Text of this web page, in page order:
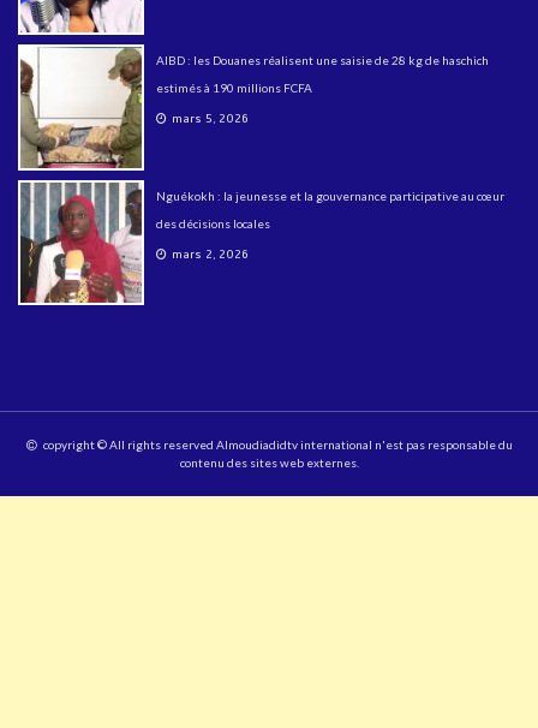
AIBD : les Douanes réalisent une saisie de 28 kg de haschich
estimés à 190 millions FCFA
mars 5, 2026
Nguékokh : la jeunesse et la gouvernance participative au cœur
des décisions locales
mars 2, 2026
copyright © All rights reserved Almoudiadidtv international n'est pas responsable du
contenu des sites web externes.